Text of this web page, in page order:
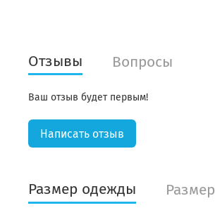
Отзывы Вопросы
Ваш отзыв будет первым!
Написать отзыв
Размер одежды